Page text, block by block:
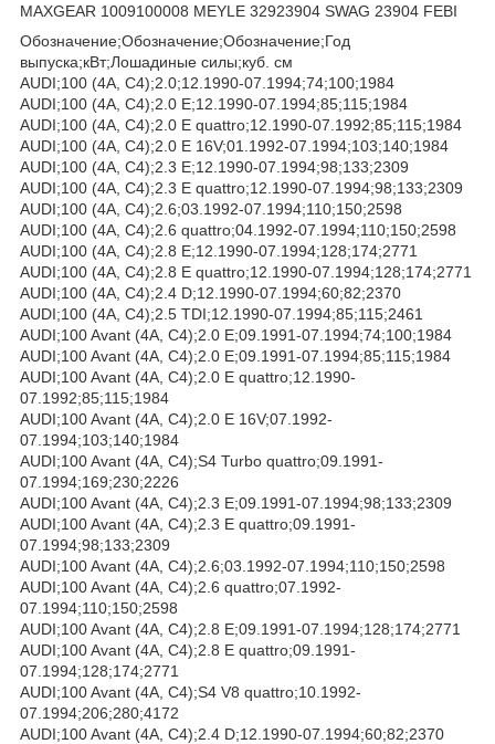
MAXGEAR 1009100008 MEYLE 32923904 SWAG 23904 FEBI
Обозначение;Обозначение;Обозначение;Год
выпуска;кВт;Лошадиные силы;куб. см
AUDI;100 (4A, C4);2.0;12.1990-07.1994;74;100;1984
AUDI;100 (4A, C4);2.0 E;12.1990-07.1994;85;115;1984
AUDI;100 (4A, C4);2.0 E quattro;12.1990-07.1992;85;115;1984
AUDI;100 (4A, C4);2.0 E 16V;01.1992-07.1994;103;140;1984
AUDI;100 (4A, C4);2.3 E;12.1990-07.1994;98;133;2309
AUDI;100 (4A, C4);2.3 E quattro;12.1990-07.1994;98;133;2309
AUDI;100 (4A, C4);2.6;03.1992-07.1994;110;150;2598
AUDI;100 (4A, C4);2.6 quattro;04.1992-07.1994;110;150;2598
AUDI;100 (4A, C4);2.8 E;12.1990-07.1994;128;174;2771
AUDI;100 (4A, C4);2.8 E quattro;12.1990-07.1994;128;174;2771
AUDI;100 (4A, C4);2.4 D;12.1990-07.1994;60;82;2370
AUDI;100 (4A, C4);2.5 TDI;12.1990-07.1994;85;115;2461
AUDI;100 Avant (4A, C4);2.0 E;09.1991-07.1994;74;100;1984
AUDI;100 Avant (4A, C4);2.0 E;09.1991-07.1994;85;115;1984
AUDI;100 Avant (4A, C4);2.0 E quattro;12.1990-
07.1992;85;115;1984
AUDI;100 Avant (4A, C4);2.0 E 16V;07.1992-
07.1994;103;140;1984
AUDI;100 Avant (4A, C4);S4 Turbo quattro;09.1991-
07.1994;169;230;2226
AUDI;100 Avant (4A, C4);2.3 E;09.1991-07.1994;98;133;2309
AUDI;100 Avant (4A, C4);2.3 E quattro;09.1991-
07.1994;98;133;2309
AUDI;100 Avant (4A, C4);2.6;03.1992-07.1994;110;150;2598
AUDI;100 Avant (4A, C4);2.6 quattro;07.1992-
07.1994;110;150;2598
AUDI;100 Avant (4A, C4);2.8 E;09.1991-07.1994;128;174;2771
AUDI;100 Avant (4A, C4);2.8 E quattro;09.1991-
07.1994;128;174;2771
AUDI;100 Avant (4A, C4);S4 V8 quattro;10.1992-
07.1994;206;280;4172
AUDI;100 Avant (4A, C4);2.4 D;12.1990-07.1994;60;82;2370